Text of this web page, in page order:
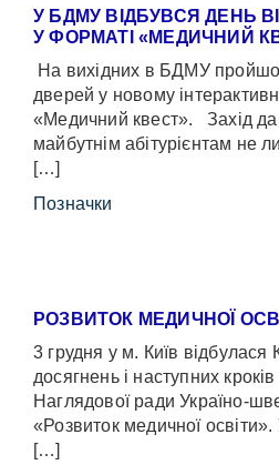
У БДМУ ВІДБУВСЯ ДЕНЬ
У ФОРМАТІ «МЕДИЧНИЙ
На вихідних в БДМУ
дверей у новому
«Медичний квест». Захід
майбутнім абітурієнтам не
[…]
Позначки
РОЗВИТОК МЕДИЧНОЇ
3 грудня у м. Київ відбулася
досягнень і наступних
Наглядової ради Україно-
«Розвиток медичної освіти».
[…]